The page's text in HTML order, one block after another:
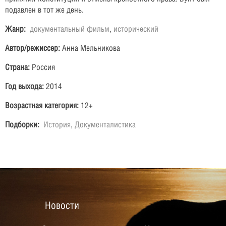
подавлен в тот же день.
Жанр: документальный фильм, исторический
Автор/режиссер: Анна Мельникова
Страна: Россия
Год выхода: 2014
Возрастная категория: 12+
Подборки: История, Документалистика
Новости